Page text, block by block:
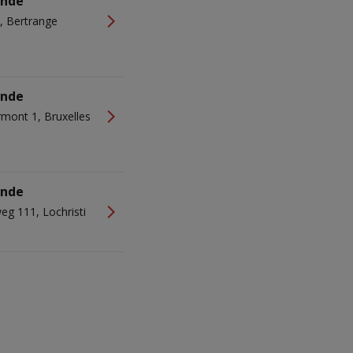
Bertrange
1, Bruxelles
111, Lochristi